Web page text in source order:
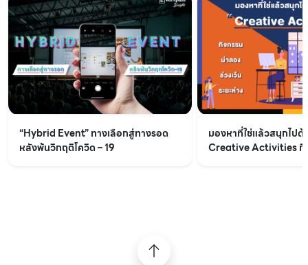
“Hybrid Event” ทางเลือกสู่ทางรอด
หลังพ้นวิกฤติโควิด – 19
มองหาที่ใช่แล้วสนุกไป
Creative Activities กิ